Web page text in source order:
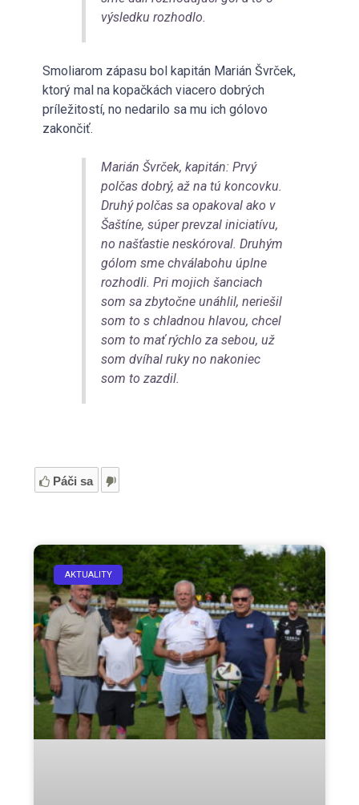
výsledku rozhodlo.
Smoliarom zápasu bol kapitán Marián Švrček,
ktorý mal na kopačkách viacero dobrých
príležitostí, no nedarilo sa mu ich gólovo
zakončiť.
Marián Švrček, kapitán: Prvý
polčas dobrý, až na tú koncovku.
Druhý polčas sa opakoval ako v
Šaštíne, súper prevzal iniciatívu,
no našťastie neskóroval. Druhým
gólom sme chválabohu úplne
rozhodli. Pri mojich šanciach
som sa zbytočne unáhlil, neriešil
som to s chladnou hlavou, chcel
som to mať rýchlo za sebou, už
som dvíhal ruky no nakoniec
som to zazdil.
Páči sa
AKTUALITY